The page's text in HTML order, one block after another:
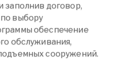
заполнив договор,
выбору
обеспечение
обслуживания,
сооружений.